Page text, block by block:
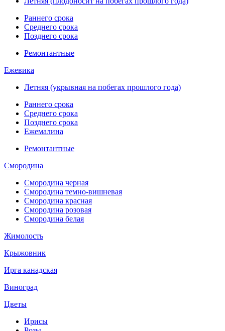
Раннего срока
Среднего срока
Позднего срока
Ремонтантные
Ежевика
Летняя (укрывная на побегах прошлого года)
Раннего срока
Среднего срока
Позднего срока
Ежемалина
Ремонтантные
Смородина
Смородина черная
Смородина темно-вишневая
Смородина красная
Смородина розовая
Смородина белая
Жимолость
Крыжовник
Ирга канадская
Виноград
Цветы
Ирисы